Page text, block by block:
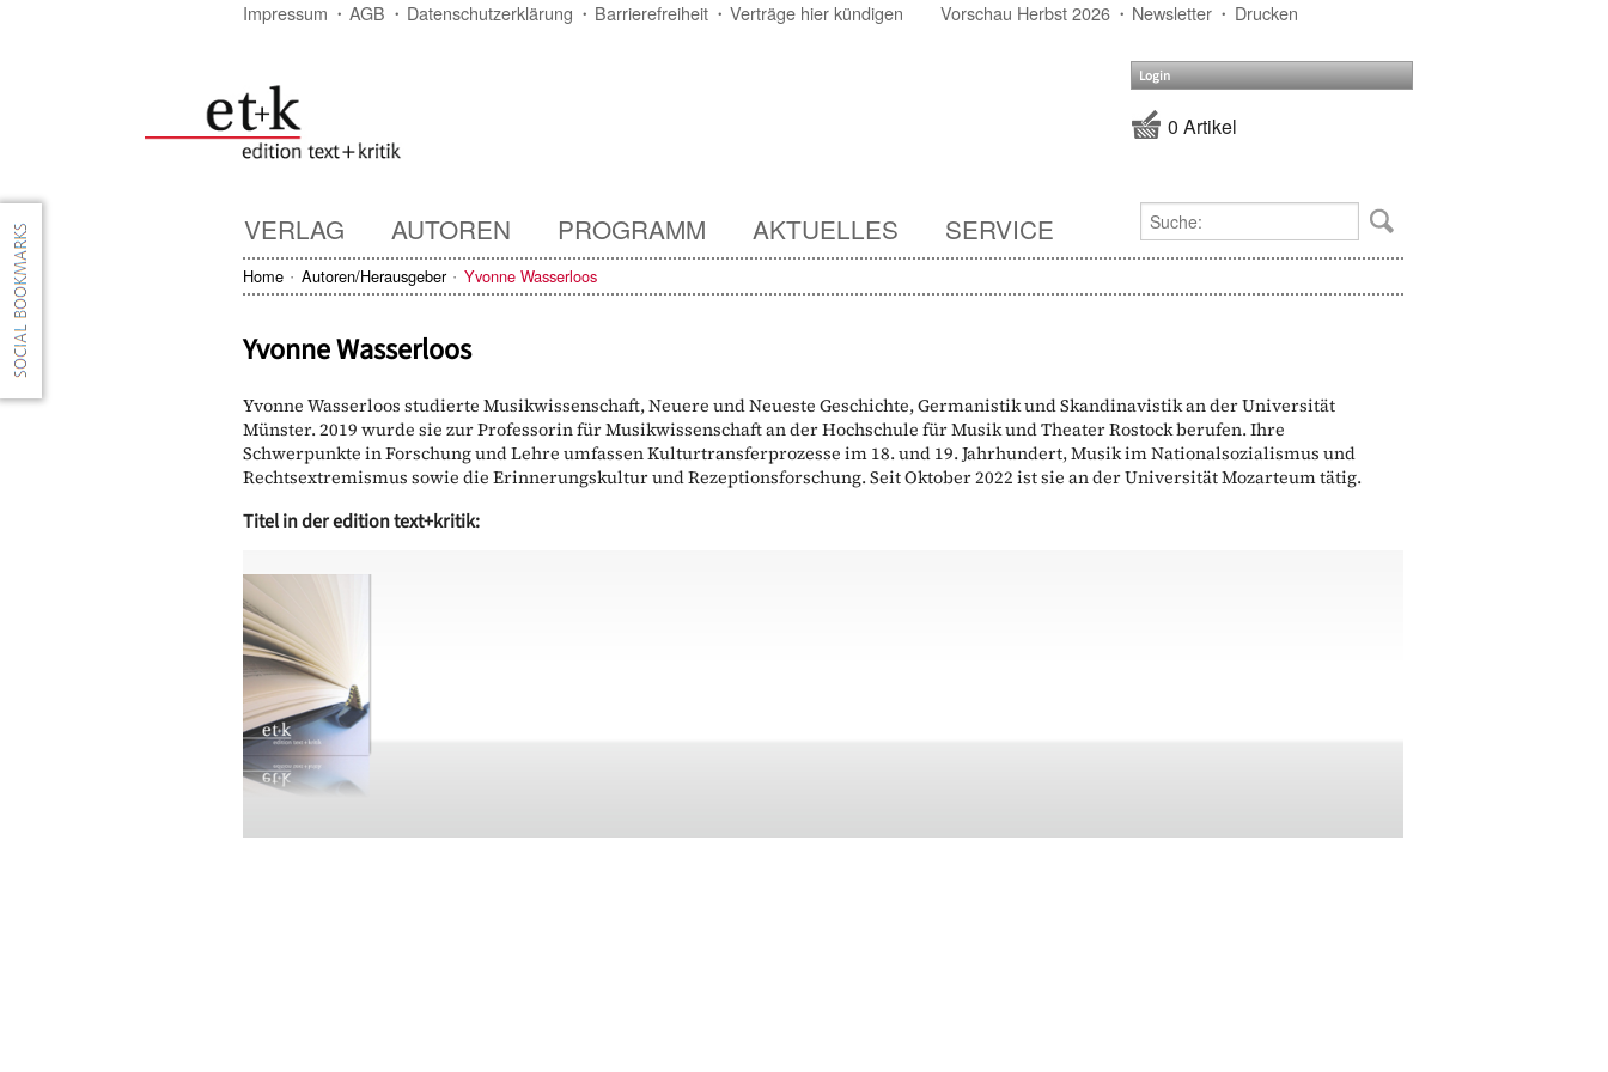
Impressum AGB Datenschutzerklärung Barrierefreiheit Verträge hier kündigen Vorschau Herbst 2026 Newsletter Drucken
Login
0 Artikel
VERLAG AUTOREN PROGRAMM AKTUELLES SERVICE
Home Autoren/Herausgeber Yvonne Wasserloos
Yvonne Wasserloos
Yvonne Wasserloos studierte Musikwissenschaft, Neuere und Neueste Geschichte, Germanistik und Skandinavistik an der Universität
Münster. 2019 wurde sie zur Professorin für Musikwissenschaft an der Hochschule für Musik und Theater Rostock berufen. Ihre
Schwerpunkte in Forschung und Lehre umfassen Kulturtransferprozesse im 18. und 19. Jahrhundert, Musik im Nationalsozialismus und
Rechtsextremismus sowie die Erinnerungskultur und Rezeptionsforschung. Seit Oktober 2022 ist sie an der Universität Mozarteum tätig.
Titel in der edition text+kritik: